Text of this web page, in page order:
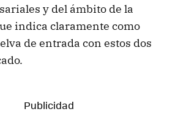
y del ámbito de la
indica claramente como
de entrada con estos dos